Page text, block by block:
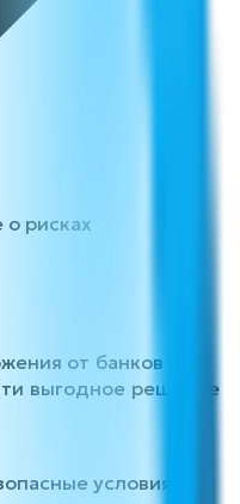
рисках
от банков и
выгодное решение
условия